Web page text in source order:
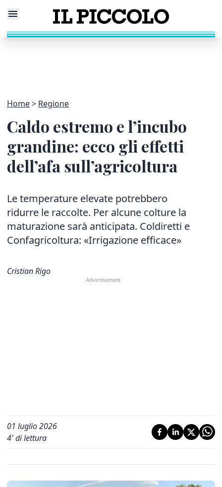
Home Regione
Caldo estremo e l’incubo
grandine: ecco gli effetti
dell’afa sull’agricoltura
Le temperature elevate potrebbero
ridurre le raccolte. Per alcune colture la
maturazione sarà anticipata. Coldiretti e
Confagricoltura: «Irrigazione efficace»
Cristian Rigo
01 luglio 2026
4' di lettura